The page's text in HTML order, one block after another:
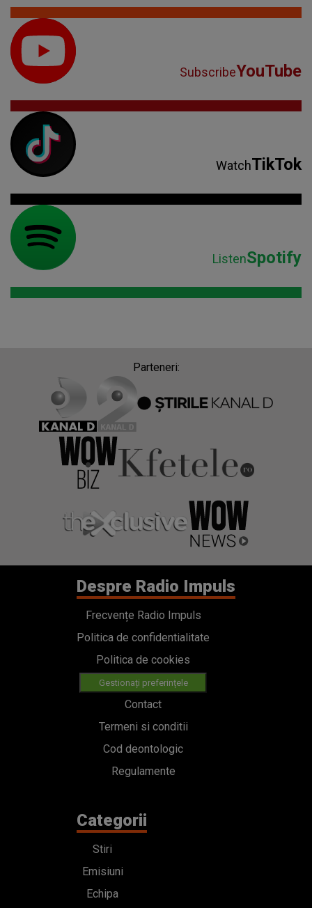
SubscribeYouTube
WatchTikTok
ListenSpotify
Parteneri:
Despre Radio Impuls
Frecvențe Radio Impuls
Politica de confidentialitate
Politica de cookies
Gestionați preferințele
Contact
Termeni si conditii
Cod deontologic
Regulamente
Categorii
Stiri
Emisiuni
Echipa